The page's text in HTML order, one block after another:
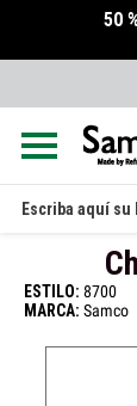
Buscar
en
ESTILO: 8700
MARCA: Samco